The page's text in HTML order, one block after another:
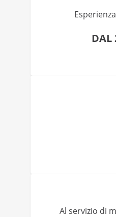
DAL
Al servizio di